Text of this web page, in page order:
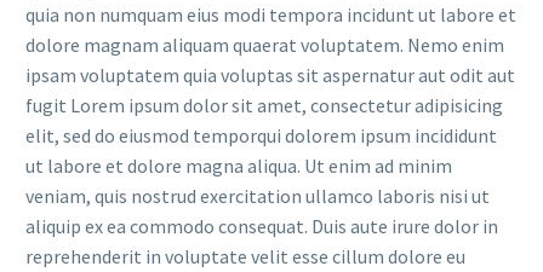
quia non numquam eius modi tempora incidunt ut labore et
dolore magnam aliquam quaerat voluptatem. Nemo enim
ipsam voluptatem quia voluptas sit aspernatur aut odit aut
fugit Lorem ipsum dolor sit amet, consectetur adipisicing
elit, sed do eiusmod temporqui dolorem ipsum incididunt
ut labore et dolore magna aliqua. Ut enim ad minim
veniam, quis nostrud exercitation ullamco laboris nisi ut
aliquip ex ea commodo consequat. Duis aute irure dolor in
reprehenderit in voluptate velit esse cillum dolore eu